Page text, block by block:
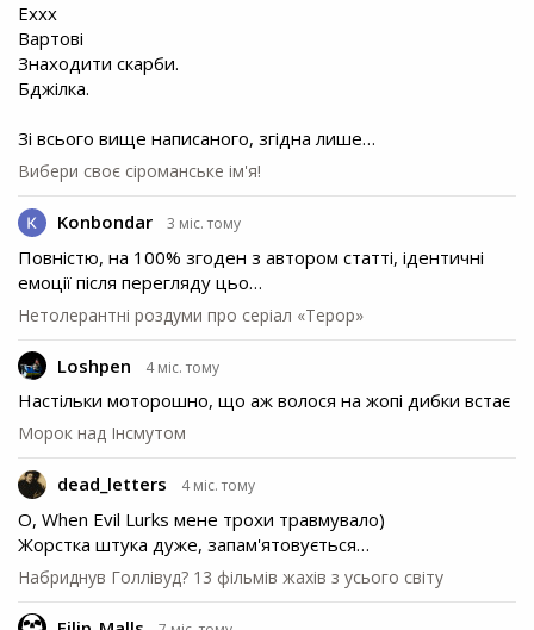
Еххх
Вартові
Знаходити скарби.
Бджілка.
Зі всього вище написаного, згідна лише…
Вибери своє сіроманське ім'я!
Konbondar 3 міс. тому
Повністю, на 100% згоден з автором статті, ідентичні
емоції після перегляду цьо…
Нетолерантні роздуми про серіал «Терор»
Loshpen 4 міс. тому
Настільки моторошно, що аж волося на жопі дибки встає
Морок над Інсмутом
dead_letters 4 міс. тому
О, When Evil Lurks мене трохи травмувало)
Жорстка штука дуже, запам'ятовується…
Набриднув Голлівуд? 13 фільмів жахів з усього світу